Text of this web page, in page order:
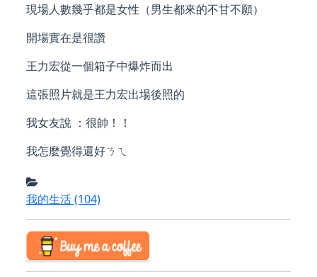
現場人數幾乎都是女性（男生都來的不甘不願）
開場實在是很讚
王力宏從一個箱子中爆炸而出
這張照片就是王力宏出場後照的
我女友說 ：很帥！！
我怎麼覺得還好ㄋㄟ
我的生活(104)